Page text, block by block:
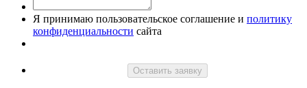
Я принимаю пользовательское соглашение и политику
конфиденциальности сайта
Оставить заявку